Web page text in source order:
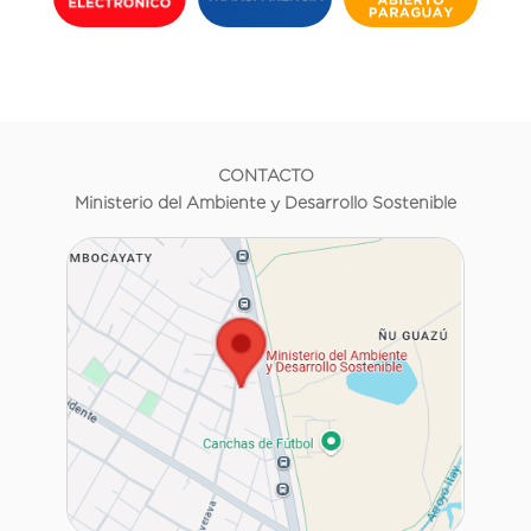
CONTACTO
Ministerio del Ambiente y Desarrollo Sostenible